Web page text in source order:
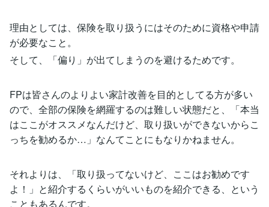
理由としては、保険を取り扱うにはそのために資格や申請
が必要なこと。
そして、「偏り」が出てしまうのを避けるためです。
FPは皆さんのよりよい家計改善を目的としてる方が多い
ので、全部の保険を網羅するのは難しい状態だと、「本当
はここがオススメなんだけど、取り扱いができないからこ
っちを勧めるか…」なんてことにもなりかねません。
それよりは、「取り扱ってないけど、ここはお勧めです
よ！」と紹介するくらいがいいものを紹介できる、という
こともあるんです。